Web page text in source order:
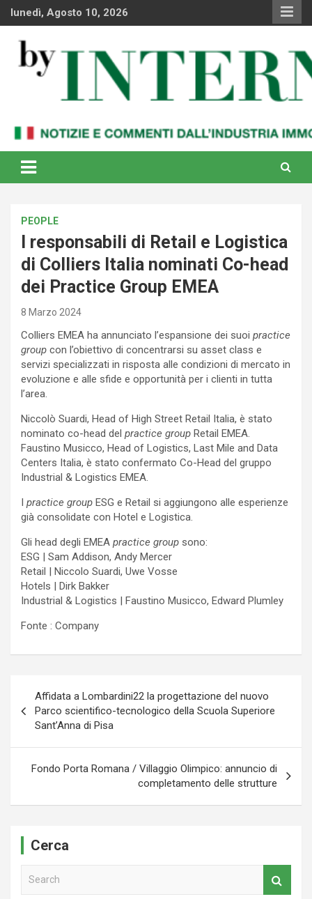
Skiplunedì, Agosto 10, 2026
By Internews
internazionale
PEOPLE
I responsabili di Retail e Logistica
di Colliers Italia nominati Co-head
dei Practice Group EMEA
8 Marzo 2024
Colliers EMEA ha annunciato l’espansione dei suoi practice
group con l’obiettivo di concentrarsi su asset class e
servizi specializzati in risposta alle condizioni di mercato in
evoluzione e alle sfide e opportunità per i clienti in tutta
l’area.
Niccolò Suardi, Head of High Street Retail Italia, è stato
nominato co-head del practice group Retail EMEA.
Faustino Musicco, Head of Logistics, Last Mile and Data
Centers Italia, è stato confermato Co-Head del gruppo
Industrial & Logistics EMEA.
I practice group ESG e Retail si aggiungono alle esperienze
già consolidate con Hotel e Logistica.
Gli head degli EMEA practice group sono:
ESG | Sam Addison, Andy Mercer
Retail | Niccolo Suardi, Uwe Vosse
Hotels | Dirk Bakker
Industrial & Logistics | Faustino Musicco, Edward Plumley
Fonte : Company
articoli
Affidata a Lombardini22 la progettazione del nuovo
Parco scientifico-tecnologico della Scuola Superiore
Sant’Anna di Pisa
Fondo Porta Romana / Villaggio Olimpico: annuncio di
completamento delle strutture
Cerca